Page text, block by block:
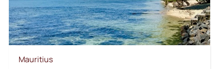
Mauritius